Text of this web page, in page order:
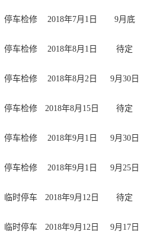
停车检修 2018年7月1日 9月底
停车检修 2018年8月1日 待定
停车检修 2018年8月2日 9月30日
停车检修 2018年8月15日 待定
停车检修 2018年9月1日 9月30日
停车检修 2018年9月1日 9月25日
临时停车 2018年9月12日 待定
临时停车 2018年9月12日 9月17日